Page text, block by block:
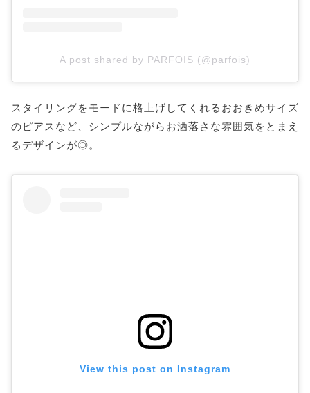
A post shared by PARFOIS (@parfois)
スタイリングをモードに格上げしてくれるおおきめサイズ
のピアスなど、シンプルながらお洒落さな雰囲気をとまえ
るデザインが◎。
View this post on Instagram